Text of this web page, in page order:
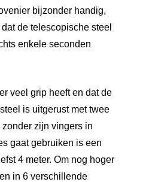
bijzonder handig,
de telescopische steel
enkele seconden
veel grip heeft en dat de
is uitgerust met twee
zijn vingers in
gaat gebruiken is een
4 meter. Om nog hoger
in 6 verschillende